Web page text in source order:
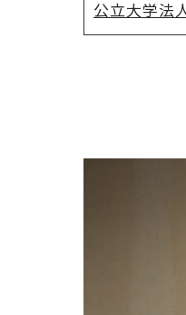
公立大学法